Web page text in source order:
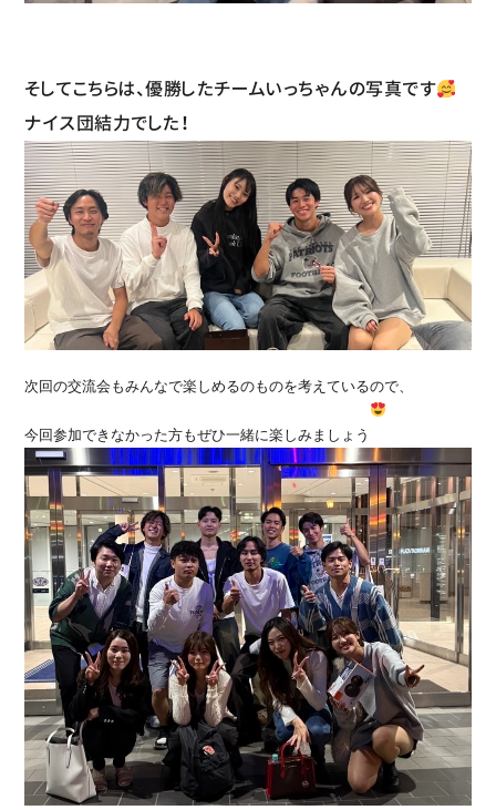
そしてこちらは、優勝したチームいっちゃんの写真です
ナイス団結力でした！
次回の交流会もみんなで楽しめるのものを考えているので、
今回参加できなかった方もぜひ一緒に楽しみましょう